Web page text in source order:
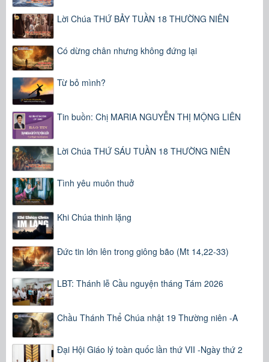
Lời Chúa THỨ BẢY TUẦN 18 THƯỜNG NIÊN
Có dừng chân nhưng không đứng lại
Từ bỏ mình?
Tin buồn: Chị MARIA NGUYỄN THỊ MỘNG LIÊN
Lời Chúa THỨ SÁU TUẦN 18 THƯỜNG NIÊN
Tình yêu muôn thuở
Khi Chúa thinh lặng
Đức tin lớn lên trong giông bão (Mt 14,22-33)
LBT: Thánh lễ Cầu nguyện tháng Tám 2026
Chầu Thánh Thể Chúa nhật 19 Thường niên -A
Đại Hội Giáo lý toàn quốc lần thứ VII -Ngày thứ 2